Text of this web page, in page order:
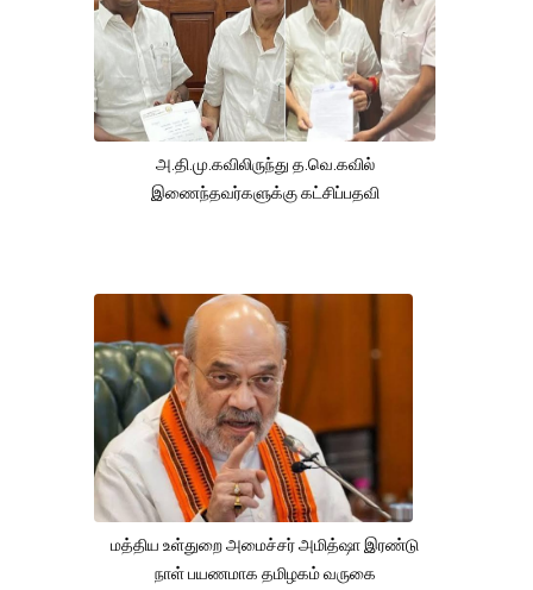
அ.தி.மு.கவிலிருந்து த.வெ.கவில்
இணைந்தவர்களுக்கு கட்சிப்பதவி
மத்திய உள்துறை அமைச்சர் அமித்ஷா இரண்டு
நாள் பயணமாக தமிழகம் வருகை